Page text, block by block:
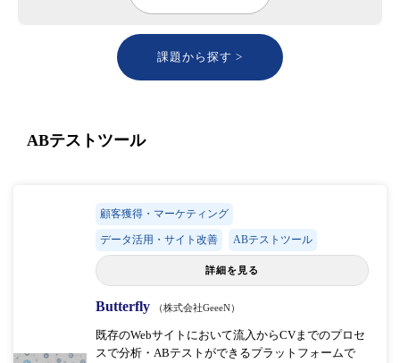
課題から探す >
ABテストツール
顧客獲得・マーケティング
データ活用・サイト改善 ABテストツール
詳細を見る
Butterfly （株式会社GeeeN）
既存のWebサイトにおいて流入からCVまでのプロセ
スで分析・ABテストができるプラットフォームで